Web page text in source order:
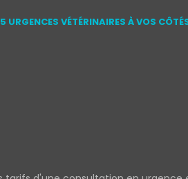
URGENCES VÉTÉRINAIRES À VOS